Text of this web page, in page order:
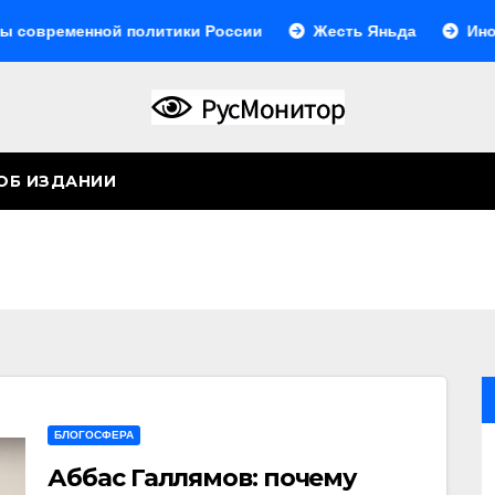
политики России Жесть Яньда Иногда они
ИЗДАНИИ
БЛОГОСФЕРА
Аббас Галлямов: почему